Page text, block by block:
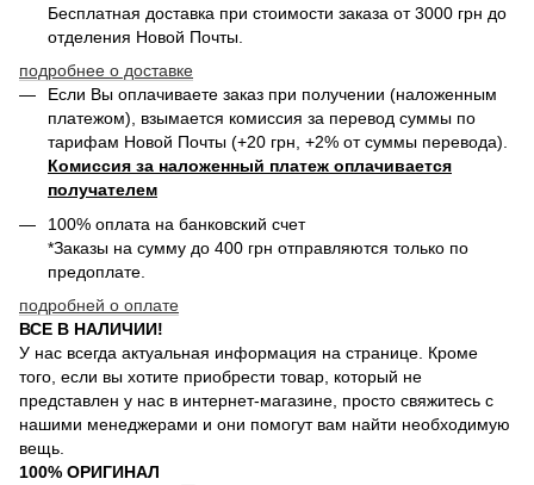
Бесплатная доставка при стоимости заказа от 3000 грн до
отделения Новой Почты.
подробнее о доставке
Если Вы оплачиваете заказ при получении (наложенным
платежом), взымается комиссия за перевод суммы по
тарифам Новой Почты (+20 грн, +2% от суммы перевода).
Комиссия за наложенный платеж оплачивается
получателем
100% оплата на банковский счет
*Заказы на сумму до 400 грн отправляются только по
предоплате.
подробней о оплате
ВСЕ В НАЛИЧИИ!
У нас всегда актуальная информация на странице. Кроме
того, если вы хотите приобрести товар, который не
представлен у нас в интернет-магазине, просто свяжитесь с
нашими менеджерами и они помогут вам найти необходимую
вещь.
100% ОРИГИНАЛ